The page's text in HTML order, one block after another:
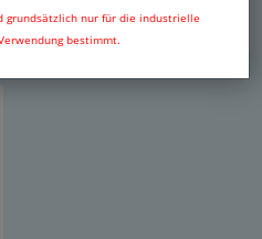
grundsätzlich nur für die industrielle
bestimmt.